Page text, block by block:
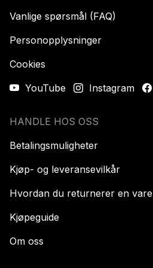
Vanlige spørsmål (FAQ)
Personopplysninger
Cookies
YouTube
Instagram
HANDLE HOS OSS
Betalingsmuligheter
Kjøp- og leveransevilkår
Hvordan du returnerer en vare
Kjøpeguide
Om oss